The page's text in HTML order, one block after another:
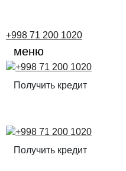
+998 71 200 1020
меню
+998 71 200 1020
Получить кредит
+998 71 200 1020
Получить кредит